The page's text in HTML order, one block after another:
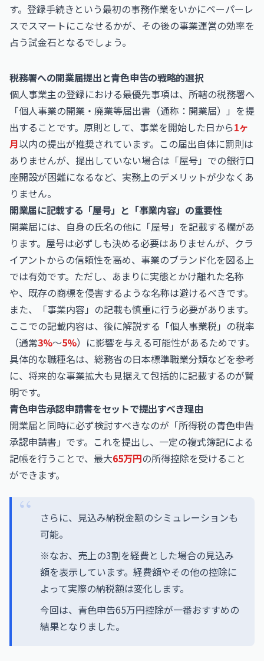
す。登録手続きという最初の事務作業をいかにペーパーレ
スでスマートにこなせるかが、その後の事業運営の効率を
占う試金石となるでしょう。
税務署への開業届提出と青色申告の戦略的選択
個人事業主の登録における最優先事項は、所轄の税務署へ
「個人事業の開業・廃業等届出書（通称：開業届）」を提
出することです。原則として、事業を開始した日から1ヶ
月以内の提出が推奨されています。この届出自体に罰則は
ありませんが、提出していない場合は「屋号」での銀行口
座開設が困難になるなど、実務上のデメリットが少なくあ
りません。
開業届に記載する「屋号」と「事業内容」の重要性
開業届には、自身の氏名の他に「屋号」を記載する欄があ
ります。屋号は必ずしも決める必要はありませんが、クラ
イアントからの信頼性を高め、事業のブランド化を図る上
では有効です。ただし、あまりに実態とかけ離れた名称
や、既存の商標を侵害するような名称は避けるべきです。
また、「事業内容」の記載も慎重に行う必要があります。
ここでの記載内容は、後に解説する「個人事業税」の税率
（通常3%〜5%）に影響を与える可能性があるためです。
具体的な職種名は、総務省の日本標準職業分類などを参考
に、将来的な事業拡大も見据えて包括的に記載するのが賢
明です。
青色申告承認申請書をセットで提出すべき理由
開業届と同時に必ず検討すべきなのが「所得税の青色申告
承認申請書」です。これを提出し、一定の複式簿記による
記帳を行うことで、最大65万円の所得控除を受けること
ができます。
さらに、見込み納税金額のシミュレーションも
可能。
※なお、売上の3割を経費とした場合の見込み
額を表示しています。経費額やその他の控除に
よって実際の納税額は変化します。
今回は、青色申告65万円控除が一番おすすめの
結果となりました。